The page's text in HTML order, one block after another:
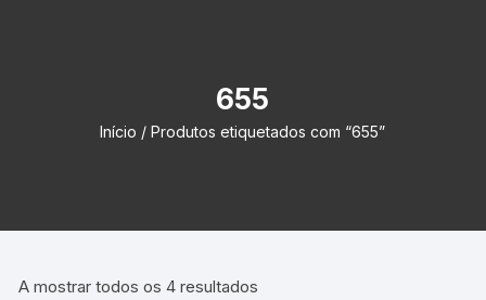
655
Início / Produtos etiquetados com “655”
A mostrar todos os 4 resultados